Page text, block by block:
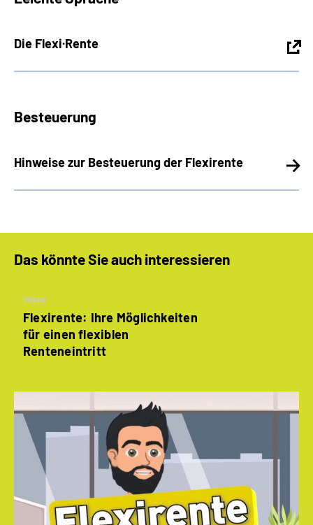
Die Flexi·Rente
Besteuerung
Hinweise zur Besteuerung der Flexirente
Das könnte Sie auch interessieren
Video
Flexirente: Ihre Möglichkeiten
für einen flexiblen
Renteneintritt